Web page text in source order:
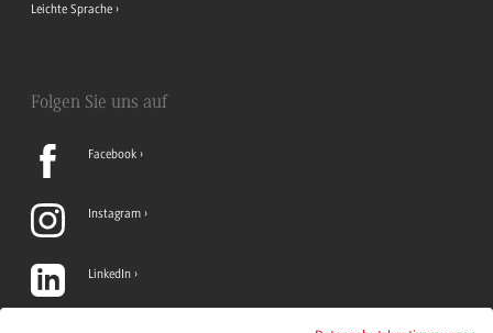
Leichte Sprache
Folgen Sie uns auf
Facebook
Instagram
LinkedIn